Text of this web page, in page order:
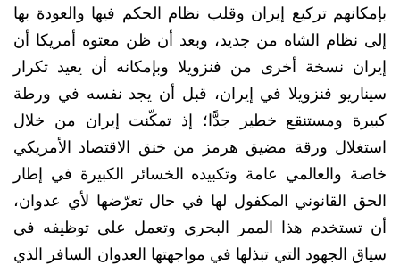
بإمكانهم تركيع إيران وقلب نظام الحكم فيها والعودة بها
إلى نظام الشاه من جديد، وبعد أن ظن معتوه أمريكا أن
إيران نسخة أخرى من فنزويلا وبإمكانه أن يعيد تكرار
سيناريو فنزويلا في إيران، قبل أن يجد نفسه في ورطة
كبيرة ومستنقع خطير جدًّا؛ إذ تمكّنت إيران من خلال
استغلال ورقة مضيق هرمز من خنق الاقتصاد الأمريكي
خاصة والعالمي عامة وتكبيده الخسائر الكبيرة في إطار
الحق القانوني المكفول لها في حال تعرّضها لأي عدوان،
أن تستخدم هذا الممر البحري وتعمل على توظيفه في
سياق الجهود التي تبذلها في مواجهتها العدوان السافر الذي